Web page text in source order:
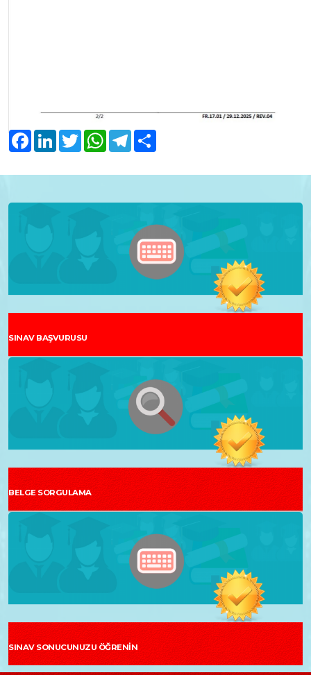
SINAV BAŞVURUSU
BELGE SORGULAMA
SINAV SONUCUNUZU ÖĞRENİN
FacebookLinkedIn Twitter WhatsAppTelegram